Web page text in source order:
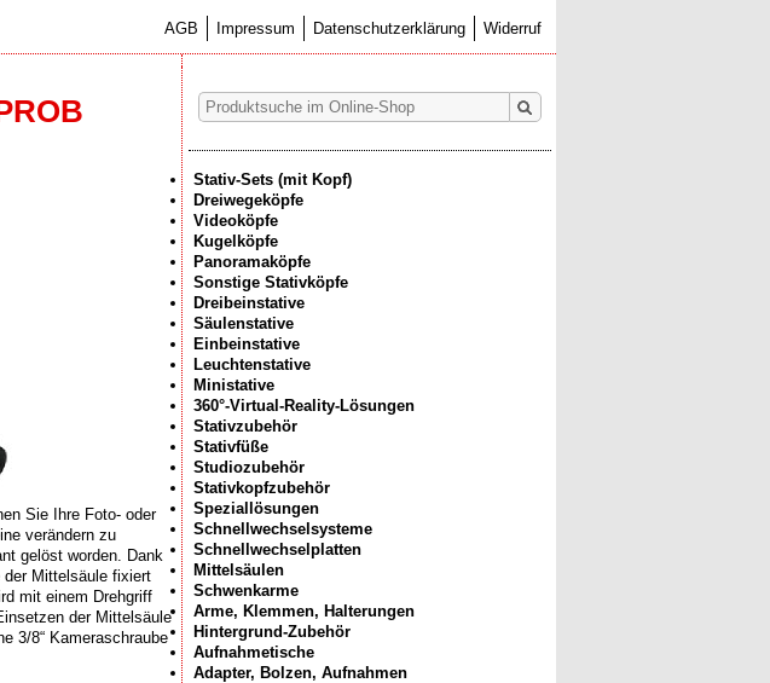
AGB Impressum Datenschutzerklärung Widerruf
Sie Ihre Foto- oder
verändern zu
gelöst worden. Dank
der Mittelsäule fixiert
mit einem Drehgriff
der Mittelsäule
3/8“ Kameraschraube
Stativ-Sets (mit Kopf)
Dreiwegeköpfe
Videoköpfe
Kugelköpfe
Panoramaköpfe
Sonstige Stativköpfe
Dreibeinstative
Säulenstative
Einbeinstative
Leuchtenstative
Ministative
360°-Virtual-Reality-Lösungen
Stativzubehör
Stativfüße
Studiozubehör
Stativkopfzubehör
Speziallösungen
Schnellwechselsysteme
Schnellwechselplatten
Mittelsäulen
Schwenkarme
Arme, Klemmen, Halterungen
Hintergrund-Zubehör
Aufnahmetische
Adapter, Bolzen, Aufnahmen